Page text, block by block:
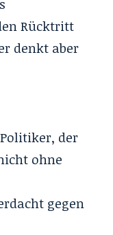
Rücktritt
denkt aber
der
ohne
gegen